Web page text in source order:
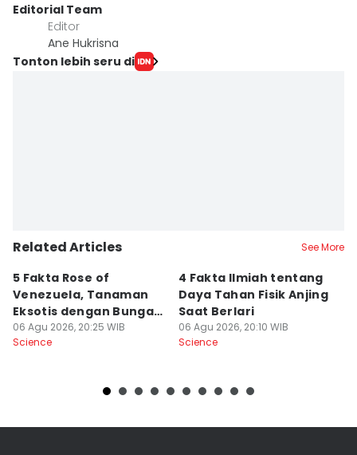
Editorial Team
Editor
Ane Hukrisna
Tonton lebih seru di
Related Articles See More
5 Fakta Rose of
Venezuela, Tanaman
Eksotis dengan Bunga
Merah Menyala
06 Agu 2026, 20:25 WIB
Science
4 Fakta Ilmiah tentang
Daya Tahan Fisik Anjing
Saat Berlari
06 Agu 2026, 20:10 WIB
Science